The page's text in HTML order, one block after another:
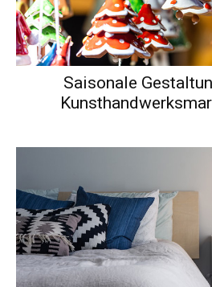
Saisonale